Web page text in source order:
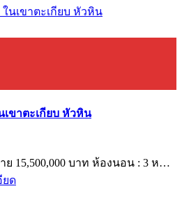
เขาตะเกียบ หัวหิน
ย 15,500,000 บาท ห้องนอน : 3 ห…
ยด